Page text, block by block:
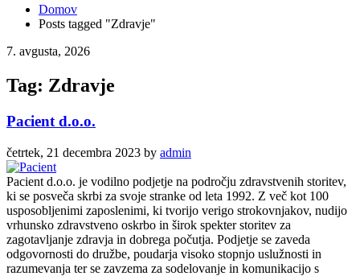
Domov
Posts tagged "Zdravje"
7. avgusta, 2026
Tag: Zdravje
Pacient d.o.o.
četrtek, 21 decembra 2023 by admin
Pacient d.o.o. je vodilno podjetje na področju zdravstvenih storitev,
ki se posveča skrbi za svoje stranke od leta 1992. Z več kot 100
usposobljenimi zaposlenimi, ki tvorijo verigo strokovnjakov, nudijo
vrhunsko zdravstveno oskrbo in širok spekter storitev za
zagotavljanje zdravja in dobrega počutja. Podjetje se zaveda
odgovornosti do družbe, poudarja visoko stopnjo uslužnosti in
razumevanja ter se zavzema za sodelovanje in komunikacijo s